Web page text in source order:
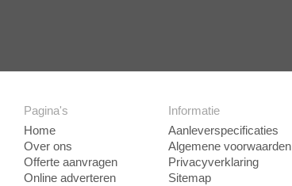
Pagina's
Home
Over ons
Offerte aanvragen
Online adverteren
Informatie
Aanleverspecificaties
Algemene voorwaarden
Privacyverklaring
Sitemap